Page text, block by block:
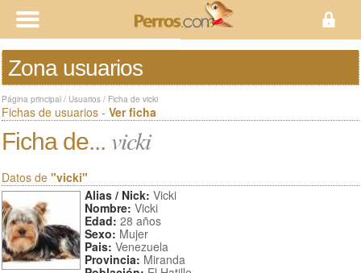
Zona usuarios
Página principal / Usuarios / Ficha de vicki
Fichas de usuarios - Ver ficha
Ficha de... vicki
Datos de "vicki"
Alias / Nick: Vicki
Nombre: Vicki
Edad: 28 años
Sexo: Mujer
Pais: Venezuela
Provincia: Miranda